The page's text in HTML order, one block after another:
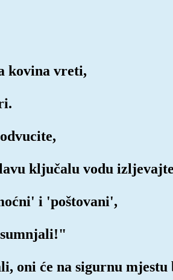
kovina vreti,
ključalu vodu
i 'poštovani',
sumnjali!"
oni će na sigurnu mjestu